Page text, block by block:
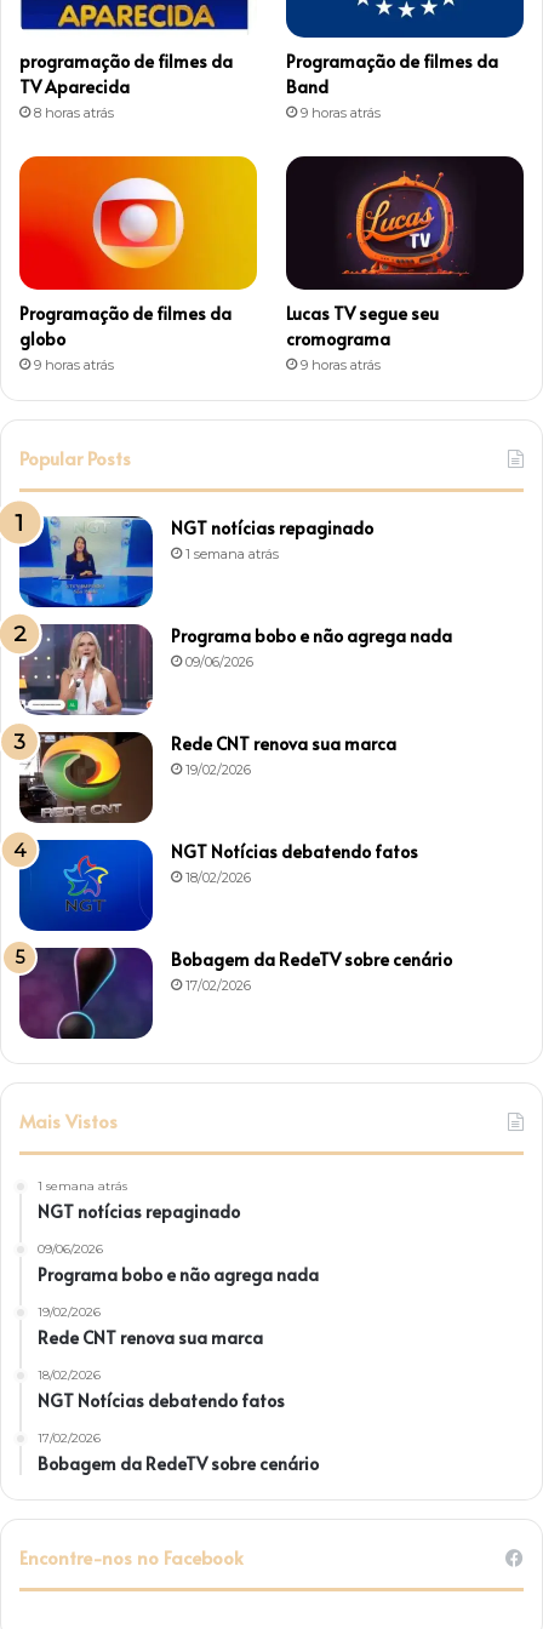
r
a
programação de filmes da
TV Aparecida
8 horas atrás
Programação de filmes da
Band
9 horas atrás
Programação de filmes da
globo
9 horas atrás
Lucas TV segue seu
cromograma
9 horas atrás
Popular Posts
NGT notícias repaginado
1 semana atrás
Programa bobo e não agrega nada
09/06/2026
Rede CNT renova sua marca
19/02/2026
NGT Notícias debatendo fatos
18/02/2026
Bobagem da RedeTV sobre cenário
17/02/2026
Mais Vistos
1 semana atrás
NGT notícias repaginado
09/06/2026
Programa bobo e não agrega nada
19/02/2026
Rede CNT renova sua marca
18/02/2026
NGT Notícias debatendo fatos
17/02/2026
Bobagem da RedeTV sobre cenário
Encontre-nos no Facebook